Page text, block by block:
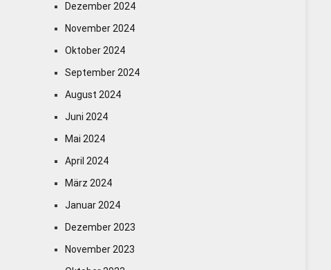
Dezember 2024
November 2024
Oktober 2024
September 2024
August 2024
Juni 2024
Mai 2024
April 2024
März 2024
Januar 2024
Dezember 2023
November 2023